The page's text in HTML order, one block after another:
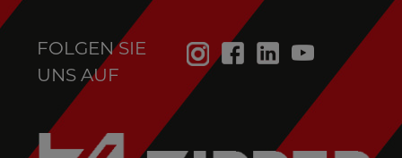
FOLGEN SIE
UNS AUF